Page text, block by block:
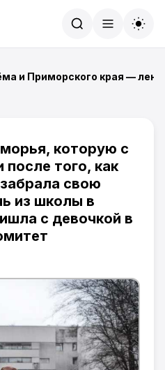
и Приморского края —
которую с
после того, как
свою
из школы в
с девочкой в